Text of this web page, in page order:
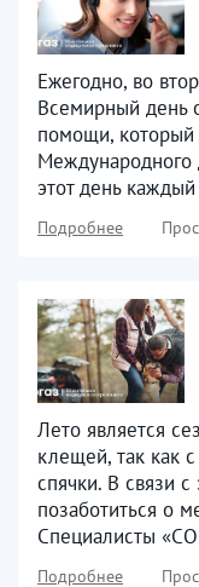
Ежегодно, во
Всемирный день
помощи,
Международного
этот день
Подробнее
Лето является
клещей, так как
спячки. В связи с
позаботиться о
Специалисты
Подробнее